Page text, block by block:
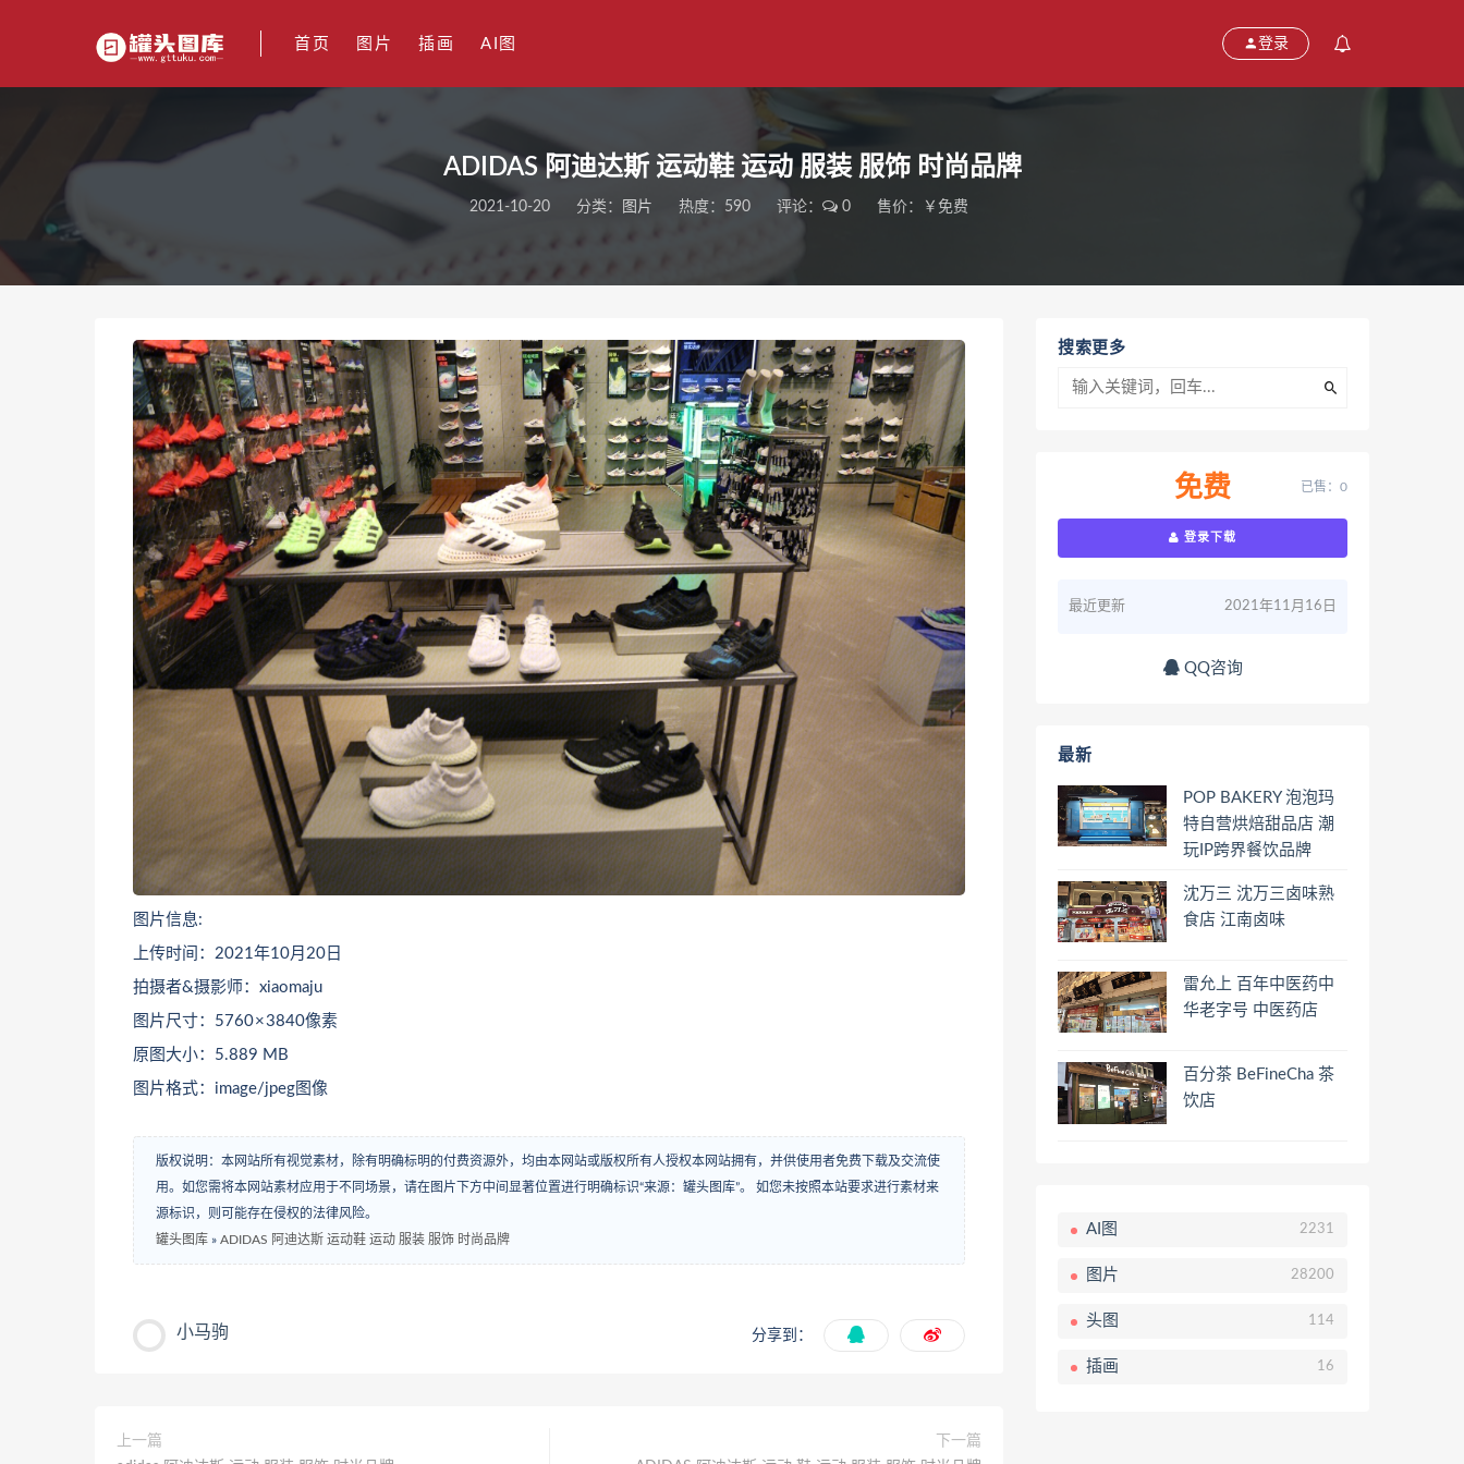
首页 图片 插画 AI图 登录
ADIDAS 阿迪达斯 运动鞋 运动 服装 服饰 时尚品牌
2021-10-20 分类： 图片 热度：590 评论： 0 售价：￥免费
图片信息:
上传时间：2021年10月20日
拍摄者&摄影师：xiaomaju
图片尺寸：5760 × 3840像素
原图大小：5.889 MB
图片格式：image/jpeg图像
版权说明：本网站所有视觉素材，除有明确标明的付费资源外，均由本网站或版权所有人授权本网站拥有，并供使用者免费下载及交流使
用。如您需将本网站素材应用于不同场景，请在图片下方中间显著位置进行明确标识“来源：罐头图库”。 如您未按照本站要求进行素材来
源标识，则可能存在侵权的法律风险。
罐头图库 » ADIDAS 阿迪达斯 运动鞋 运动 服装 服饰 时尚品牌
小马驹 分享到：
上一篇
下一篇
搜索更多
免费 已售：0
登录下载
最近更新 2021年11月16日
QQ咨询
最新
POP BAKERY 泡泡玛
特自营烘焙甜品店 潮
玩IP跨界餐饮品牌
沈万三 沈万三卤味熟
食店 江南卤味
雷允上 百年中医药中
华老字号 中医药店
百分茶 BeFineCha 茶
饮店
AI图 2231
图片 28200
头图 114
插画 16